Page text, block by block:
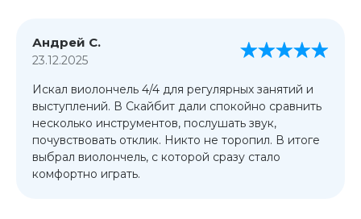
Андрей С.
23.12.2025
Искал виолончель 4/4 для регулярных занятий и
выступлений. В Скайбит дали спокойно сравнить
несколько инструментов, послушать звук,
почувствовать отклик. Никто не торопил. В итоге
выбрал виолончель, с которой сразу стало
комфортно играть.